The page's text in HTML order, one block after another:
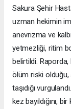
Sakura Şehir
uzman hekimin
anevrizma ve
yetmezliği, ritim
belirtildi. Raporda,
ölüm riski olduğu,
taşıdığı
kez bayıldığını,